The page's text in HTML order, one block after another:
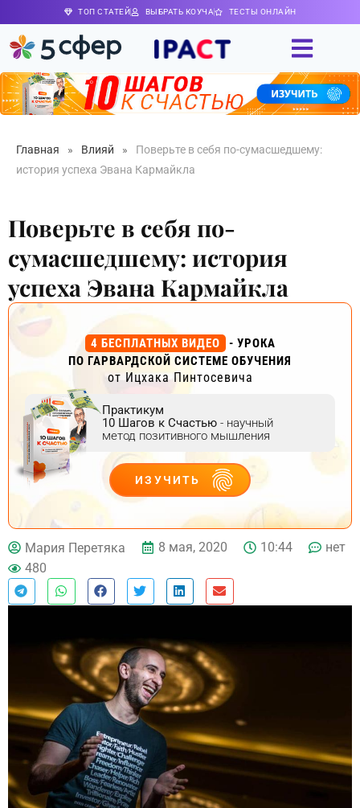
ТОП СТАТЕЙ ВЫБРАТЬ КОУЧА ТЕСТЫ ОНЛАЙН
Главная » Влияй »
Поверьте в себя по-сумасшедшему:
история успеха Эвана Кармайкла
Поверьте в себя по-
сумасшедшему: история
успеха Эвана Кармайкла
4 БЕСПЛАТНЫХ ВИДЕО
- УРОКА
ПО ГАРВАРДСКОЙ СИСТЕМЕ ОБУЧЕНИЯ
от Ицхака Пинтосевича
Практикум
10 Шагов к Счастью - научный
метод позитивного мышления
ИЗУЧИТЬ
ДЕЙСТВУЙ
Мария Перетяка 8 мая, 2020 10:44
нет
480